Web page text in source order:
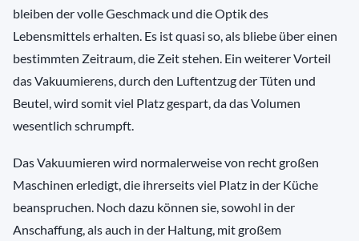
bleiben der volle Geschmack und die Optik des
Lebensmittels erhalten. Es ist quasi so, als bliebe über einen
bestimmten Zeitraum, die Zeit stehen. Ein weiterer Vorteil
das Vakuumierens, durch den Luftentzug der Tüten und
Beutel, wird somit viel Platz gespart, da das Volumen
wesentlich schrumpft.
Das Vakuumieren wird normalerweise von recht großen
Maschinen erledigt, die ihrerseits viel Platz in der Küche
beanspruchen. Noch dazu können sie, sowohl in der
Anschaffung, als auch in der Haltung, mit großem